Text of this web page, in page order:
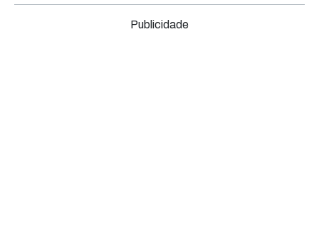
Publicidade